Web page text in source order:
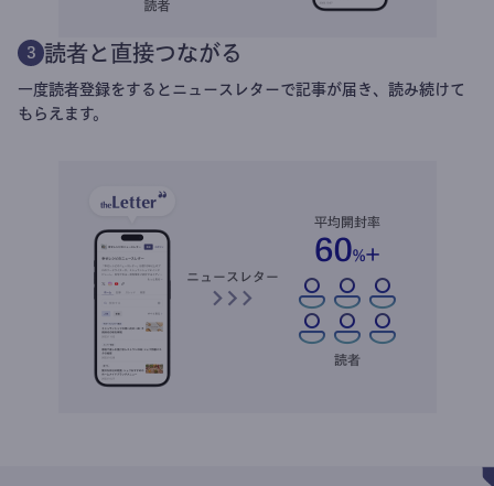
3 読者と直接つながる
一度読者登録をするとニュースレターで記事が届き、読み続けて
もらえます。